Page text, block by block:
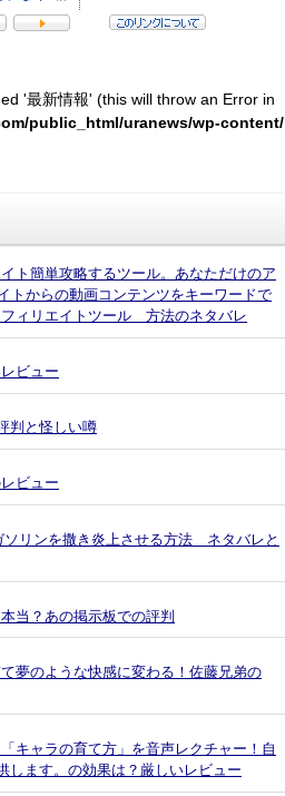
'最新情報' (this will throw an Error in
public_html/uranews/wp-content/
ト簡単攻略するツール。あなただけのア
トからの動画コンテンツをキーワードで
ィリエイトツール 方法のネタバレ
ビュー
判と怪しい噂
ビュー
リンを撒き炎上させる方法 ネタバレと
当？あの掲示板での評判
夢のような快感に変わる！佐藤兄弟の
キャラの育て方」を音声レクチャー！自
します。の効果は？厳しいレビュー